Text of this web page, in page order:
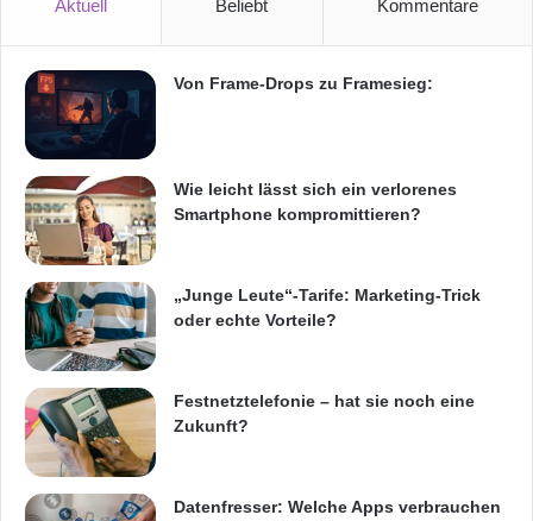
Aktuell Beliebt Kommentare
Von Frame-Drops zu Framesieg:
Wie leicht lässt sich ein verlorenes
Smartphone kompromittieren?
„Junge Leute“-Tarife: Marketing-Trick
oder echte Vorteile?
Festnetztelefonie – hat sie noch eine
Zukunft?
Datenfresser: Welche Apps verbrauchen